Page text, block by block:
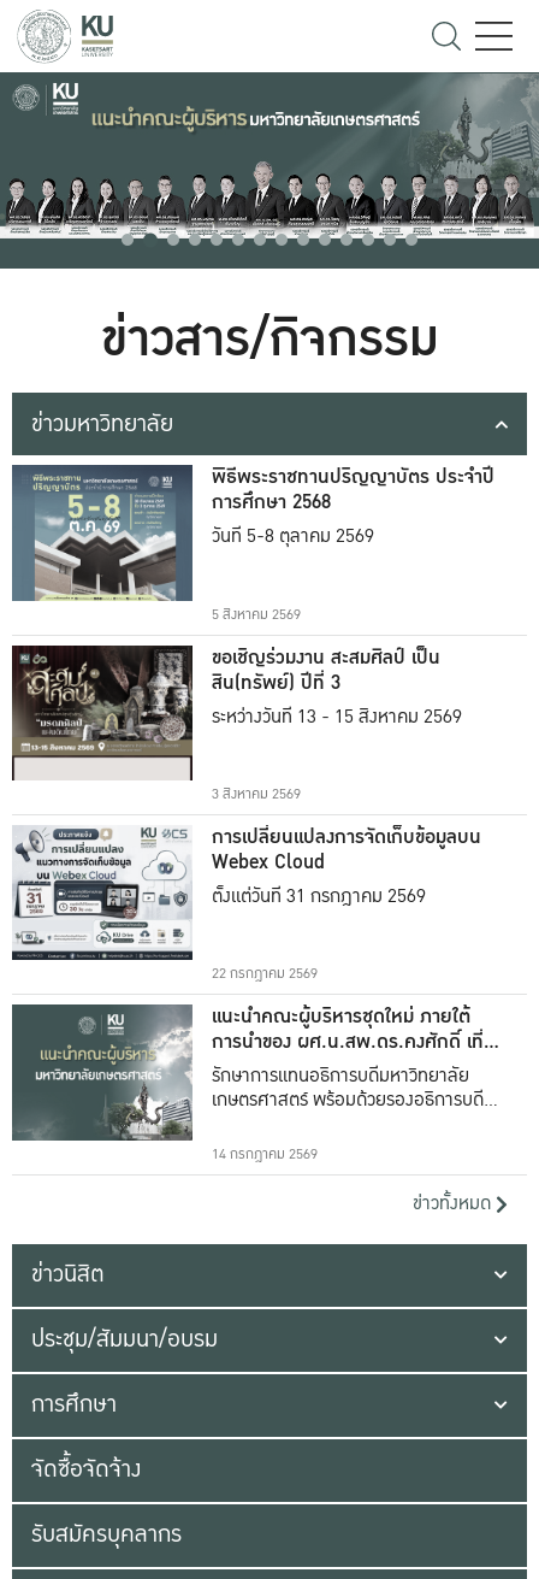
ข่าวสาร/กิจกรรม
ข่าวมหาวิทยาลัย
พิธีพระราชทานปริญญาบัตร ประจำปี
การศึกษา 2568
วันที่ 5-8 ตุลาคม 2569
5 สิงหาคม 2569
ขอเชิญร่วมงาน สะสมศิลป์ เป็น
สิน(ทรัพย์) ปีที่ 3
ระหว่างวันที่ 13 - 15 สิงหาคม 2569
3 สิงหาคม 2569
การเปลี่ยนแปลงการจัดเก็บข้อมูลบน
Webex Cloud
ตั้งแต่วันที่ 31 กรกฎาคม 2569
22 กรกฎาคม 2569
แนะนำคณะผู้บริหารชุดใหม่ ภายใต้
การนำของ ผศ.น.สพ.ดร.คงศักดิ์ เที่ยง
ธรรม
รักษาการแทนอธิการบดีมหาวิทยาลัย
เกษตรศาสตร์ พร้อมด้วยรองอธิการบดีทั้ง
14 กรกฎาคม 2569
ข่าวทั้งหมด
ข่าวนิสิต
ประชุม/สัมมนา/อบรม
การศึกษา
จัดซื้อจัดจ้าง
รับสมัครบุคลากร